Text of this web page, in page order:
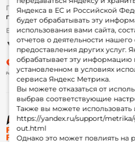
Яндекса в ЕС и Российской
будет обрабатывать эту
использования вами сайта,
отчетов о деятельности нашего
предоставления других услуг.
обрабатывает эту информацию
установленном в условиях
сервиса Яндекс Метрика.
Вы можете отказаться от
выбрав соответствующие
Также вы можете
https://yandex.ru/support/
out.html
Однако это может повлиять на
© ФоксФишинг, 2009-
Fox-bonus
Гуру
Партнерская
По вопросам с заказом
г. Москва, ул. Плеханова д.7
Ежедневно 10:00 до 20:00